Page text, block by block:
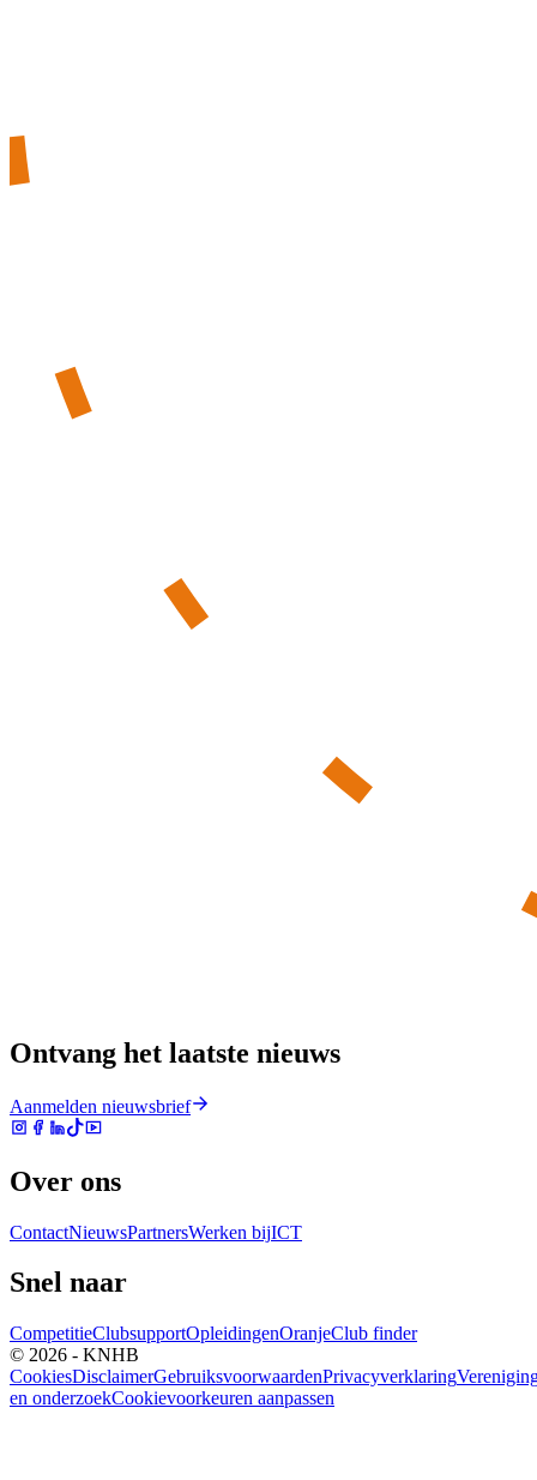
Ontvang het laatste nieuws
Aanmelden nieuwsbrief
Over ons
ContactNieuwsPartnersWerken bijICT
Snel naar
CompetitieClubsupportOpleidingenOranjeClub finder
© 2026 - KNHB
CookiesDisclaimerGebruiksvoorwaardenPrivacyverklaring
en onderzoekCookievoorkeuren aanpassen